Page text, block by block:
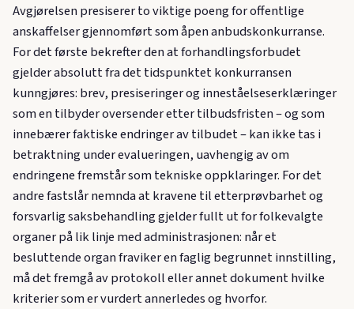
Avgjørelsen presiserer to viktige poeng for offentlige
anskaffelser gjennomført som åpen anbudskonkurranse.
For det første bekrefter den at forhandlingsforbudet
gjelder absolutt fra det tidspunktet konkurransen
kunngjøres: brev, presiseringer og inneståelseserklæringer
som en tilbyder oversender etter tilbudsfristen – og som
innebærer faktiske endringer av tilbudet – kan ikke tas i
betraktning under evalueringen, uavhengig av om
endringene fremstår som tekniske oppklaringer. For det
andre fastslår nemnda at kravene til etterprøvbarhet og
forsvarlig saksbehandling gjelder fullt ut for folkevalgte
organer på lik linje med administrasjonen: når et
besluttende organ fraviker en faglig begrunnet innstilling,
må det fremgå av protokoll eller annet dokument hvilke
kriterier som er vurdert annerledes og hvorfor.